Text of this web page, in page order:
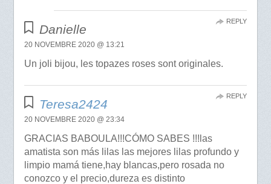
Danielle
20 NOVEMBRE 2020 @ 13:21
Un joli bijou, les topazes roses sont originales.
REPLY
Teresa2424
20 NOVEMBRE 2020 @ 23:34
GRACIAS BABOULA!!!CÓMO SABES !!!las
amatista son más lilas las mejores lilas profundo y
limpio mamá tiene,hay blancas,pero rosada no
conozco y el precio,dureza es distinto
REPLY